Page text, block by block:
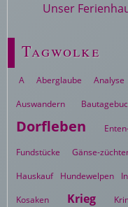
Unser
Tagwolke
A Aberglaube Analyse
Auswandern
Dorfleben
Fundstücke
Gänse-
Hauskauf Hundewelpen
Kosaken
Krieg